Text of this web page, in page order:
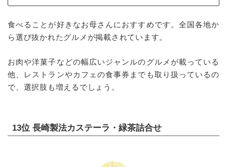
食べることが好きなお母さんにおすすめです。全国各地か
ら選び抜かれたグルメが掲載されています。
お肉や洋菓子などの幅広いジャンルのグルメが載っている
他、レストランやカフェの食事券までも取り扱っているの
で、選択肢も増えるでしょう。
13位 長崎製法カステーラ・緑茶詰合せ